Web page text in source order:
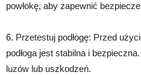
powłokę, aby zapewnić
6. Przetestuj podłogę: Przed
podłoga jest stabilna i
luzów lub uszkodzeń.